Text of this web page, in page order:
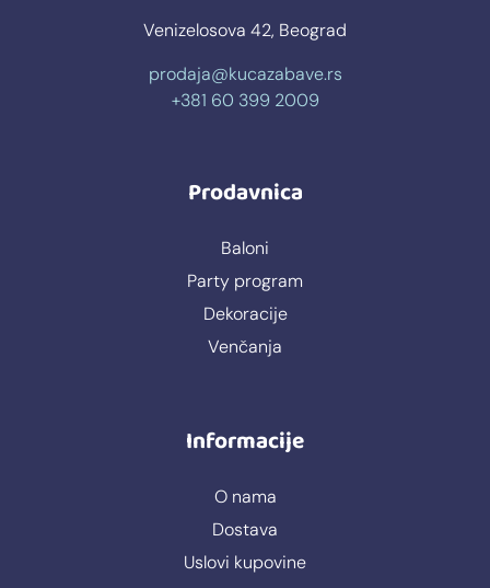
Venizelosova 42, Beograd
prodaja@kucazabave.rs
+381 60 399 2009
Prodavnica
Baloni
Party program
Dekoracije
Venčanja
Informacije
O nama
Dostava
Uslovi kupovine